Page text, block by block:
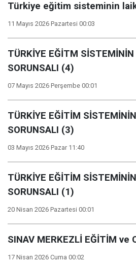
Türkiye eğitim sisteminin
11 Mayıs 2026 Pazartesi 00:03
TÜRKİYE EĞİTM
SORUNSALI (4)
07 Mayıs 2026 Perşembe 00:01
TÜRKİYE EĞİTİM
SORUNSALI (3)
03 Mayıs 2026 Pazar 11:40
TÜRKİYE EĞİTİM
SORUNSALI (1)
20 Nisan 2026 Pazartesi 00:01
SINAV MERKEZLİ EĞİTİM ve
17 Nisan 2026 Cuma 00:02